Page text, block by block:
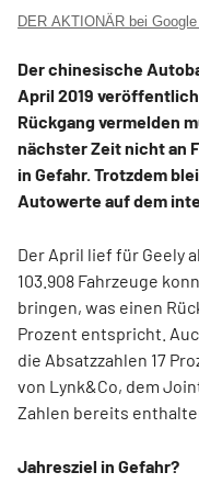
DER AKTIONÄR bei
Der chinesische
April 2019
Rückgang vermelden
nächster Zeit nicht an
in Gefahr. Trotzdem
Autowerte auf dem
Der April lief für Geely
103.908 Fahrzeuge
bringen, was einen
Prozent entspricht.
die Absatzzahlen 17
von Lynk&Co, dem
Zahlen bereits
Jahresziel in Gefahr?